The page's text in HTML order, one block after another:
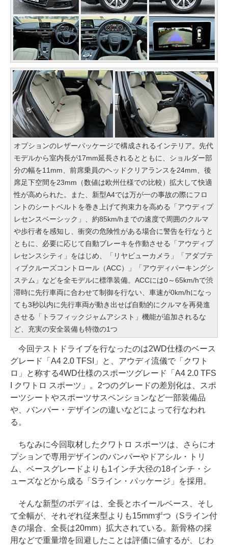
オプションのレザーパッケージで構成されるインテリア。先代
モデルから室内長が17mm延長されるとともに、ショルダー部
分の幅を11mm、前席乗員のヘッドクリアランスを24mm、後
席足下空間を23mm（数値は欧州仕様での比較）拡大して快適
性が高められた。また、新型A4では万が一の事故の際にフロ
ントのシートベルトを巻き上げて拘束力を高める「アウディプ
レセンスベーシック」、約85km/hまでの速度で周囲のクルマ
や歩行者を感知し、衝突の危険性がある場合に警告を行なうと
ともに、必要に応じて自動ブレーキを作動させる「アウディプ
レセンスシティ」をはじめ、「リヤビューカメラ」「アダプテ
ィブクルーズコントロール（ACC）」「アウディパーキングシ
ステム」などを全モデルに標準装備。ACCには0～65km/hで渋
滞時に先行車両に合わせて制御を行ない、車速が0km/hになっ
ても3秒以内に先行車両が動き出せば自動的にクルマを再発進
させる「トラフィックジャムアシスト」機能が追加されるな
ど、充実の安全装備も特徴の1つ
今回テストドライブを行なったのは2WD仕様のベース
グレード「A4 2.0 TFSI」と、アウディ流儀で「クワト
ロ」と称する4WD仕様のスポーツグレード「A4 2.0 TFS
I クワトロ スポーツ」。2つのグレードの差別化は、スポ
ーツシートやスポーツサスペンションなど一部装備品
や、バンパー・デザインの違いなどによって行なわれ
る。
ちなみに今回取材したクワトロ スポーツは、さらにオ
プションで専用デザインのバンパーやドアシル・トリ
ム、ベースグレードよりも1インチ大径の18インチ・シ
ューズなどから成る「Sライン・パッケージ」を採用。
そんな新型のボディは、全長とホイールベース、そし
て全幅が、それぞれ従来型よりも15mmずつ（Sライン付
きの場合、全長は20mm）拡大されている。新骨格の採
用などで重量増を回避したことは評価に値するが、じわ